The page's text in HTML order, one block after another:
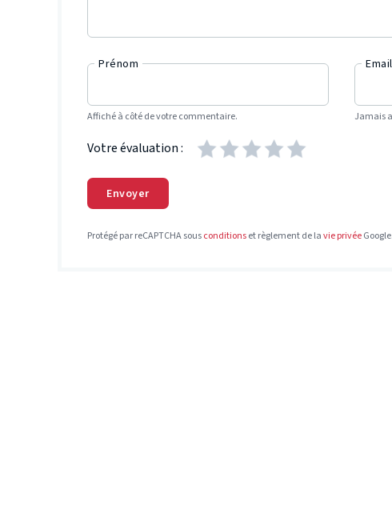
Prénom
Affiché à côté de votre commentaire.
Email
Jamais
Votre évaluation :
Envoyer
Protégé par reCAPTCHA sousconditionset règlement de lavie privéeGoogle.